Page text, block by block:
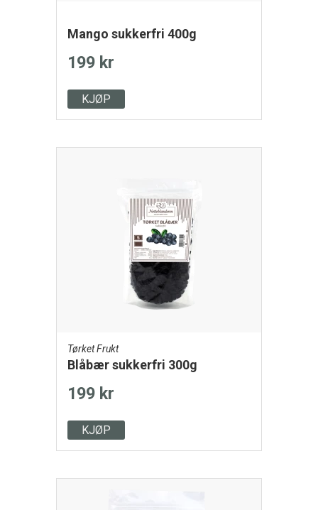
Mango sukkerfri 400g
199 kr
KJØP
Tørket Frukt
Blåbær sukkerfri 300g
199 kr
KJØP